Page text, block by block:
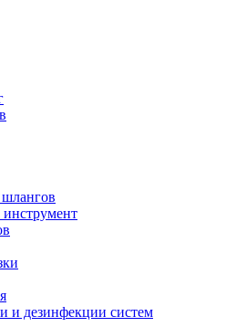
и дезинфекции систем